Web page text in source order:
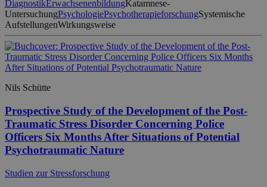
DiagnostikErwachsenenbildungKatamnese-
UntersuchungPsychologiePsychotherapieforschungSystemische
AufstellungenWirkungsweise
Nils Schütte
Prospective Study of the Development of the Post-
Traumatic Stress Disorder Concerning Police
Officers Six Months After Situations of Potential
Psychotraumatic Nature
Studien zur Stressforschung